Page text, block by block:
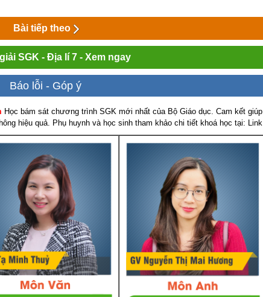
Bài tiếp theo
SGK - Địa lí 7 - Xem ngay
Báo lỗi - Góp ý
Học bám sát chương trình SGK mới nhất của Bộ Giáo dục. Cam kết giúp
hiệu quả. Phụ huynh và học sinh tham khảo chi tiết khoá học tại: Link